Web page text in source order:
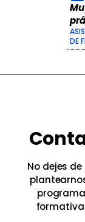
DE
No dejes